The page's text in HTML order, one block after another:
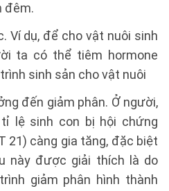
đêm.
Ví dụ, để cho vật nuôi sinh
ta có thể tiêm hormone
sinh sản cho vật nuôi
đến giảm phân. Ở người,
lệ sinh con bị hội chứng
21) càng gia tăng, đặc biệt
này được giải thích là do
giảm phân hình thành